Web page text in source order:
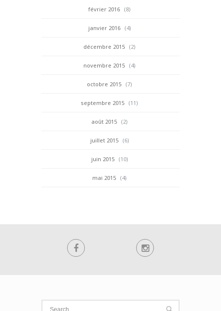
février 2016 (8)
janvier 2016 (4)
décembre 2015 (2)
novembre 2015 (4)
octobre 2015 (7)
septembre 2015 (11)
août 2015 (2)
juillet 2015 (6)
juin 2015 (10)
mai 2015 (4)